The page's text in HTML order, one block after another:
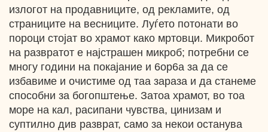
излогот на продавниците, од рекламите, од
страниците на весниците. Луѓето потонати во
пороци стојат во храмот како мртовци. Микробот
на развратот е најстрашен микроб; потребни се
многу години на покајание и 6op6a за да се
избавиме и очистиме од таа зараза и да станеме
способни за богопштење. Затоа храмот, во тоа
море на кал, расипани чувства, цинизам и
суптилно див разврат, само за некои останува